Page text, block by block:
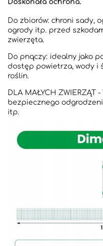
Doskonała ochrona.
Do zbiorów: chroni sady,
ogrody itp. przed
zwierzęta.
Do pnączy: idealny jako
dostęp powietrza, wody i
roślin.
DLA MAŁYCH ZWIERZĄT
bezpiecznego
itp.